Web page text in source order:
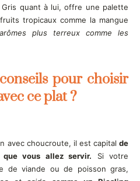
quant à lui, offre une palette
tropicaux comme la mangue
plus terreux comme les
pour choisir
ce plat ?
avec choucroute, il est capital de
vous allez servir. Si votre
de viande ou de poisson gras,